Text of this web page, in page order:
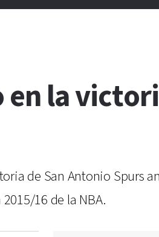
la
de San Antonio Spurs
16 de la NBA.